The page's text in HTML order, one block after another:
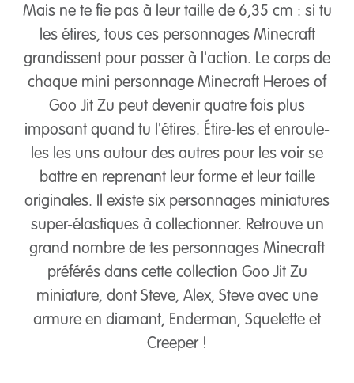
Mais ne te fie pas à leur taille de 6,35 cm : si tu
les étires, tous ces personnages Minecraft
grandissent pour passer à l'action. Le corps de
chaque mini personnage Minecraft Heroes of
Goo Jit Zu peut devenir quatre fois plus
imposant quand tu l'étires. Étire-les et enroule-
les les uns autour des autres pour les voir se
battre en reprenant leur forme et leur taille
originales. Il existe six personnages miniatures
super-élastiques à collectionner. Retrouve un
grand nombre de tes personnages Minecraft
préférés dans cette collection Goo Jit Zu
miniature, dont Steve, Alex, Steve avec une
armure en diamant, Enderman, Squelette et
Creeper !